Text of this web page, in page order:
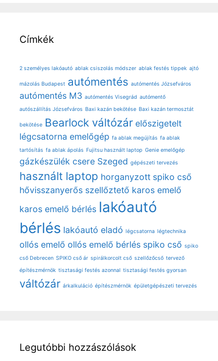
Címkék
2 személyes lakóautó ablak csiszolás módszer ablak festés tippek ajtó
mázolás Budapest autómentés autómentés Józsefváros
autómentés M3 autómentés Visegrád autómentő
autószállítás Józsefváros Baxi kazán bekötése Baxi kazán termosztát
bekötése Bearlock váltózár előszigetelt
légcsatorna emelőgép fa ablak megújítás fa ablak
tartósítás fa ablak ápolás Fujitsu használt laptop Genie emelőgép
gázkészülék csere Szeged gépészeti tervezés
használt laptop horganyzott spiko cső
hővisszanyerős szellőztető karos emelő
karos emelő bérlés lakóautó
bérlés lakóautó eladó légcsatorna légtechnika
ollós emelő ollós emelő bérlés spiko cső spiko
cső Debrecen SPIKO cső ár spirálkorcolt cső szellőzőcső tervező
építészmérnök tisztasági festés azonnal tisztasági festés gyorsan
váltózár árkalkuláció építészmérnök épületgépészeti tervezés
Legutóbbi hozzászólások